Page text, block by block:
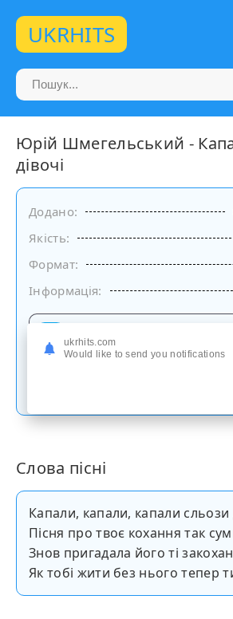
UKRHITS
Юрій Шмегельський -
дівочі
Додано:
Якість:
Формат:
Інформація:
на сайті
Слова пісні
Капали, капали, капали сльози
Пісня про твоє кохання так
Знов пригадала його ті
Як тобі жити без нього тепер
ukrhits.com
Would like to send you notifications